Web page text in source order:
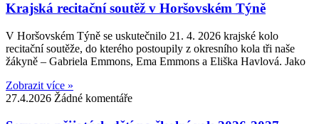
Krajská recitační soutěž v Horšovském Týně
V Horšovském Týně se uskutečnilo 21. 4. 2026 krajské kolo
recitační soutěže, do kterého postoupily z okresního kola tři naše
žákyně – Gabriela Emmons, Ema Emmons a Eliška Havlová. Jako
Zobrazit více »
27.4.2026 Žádné komentáře